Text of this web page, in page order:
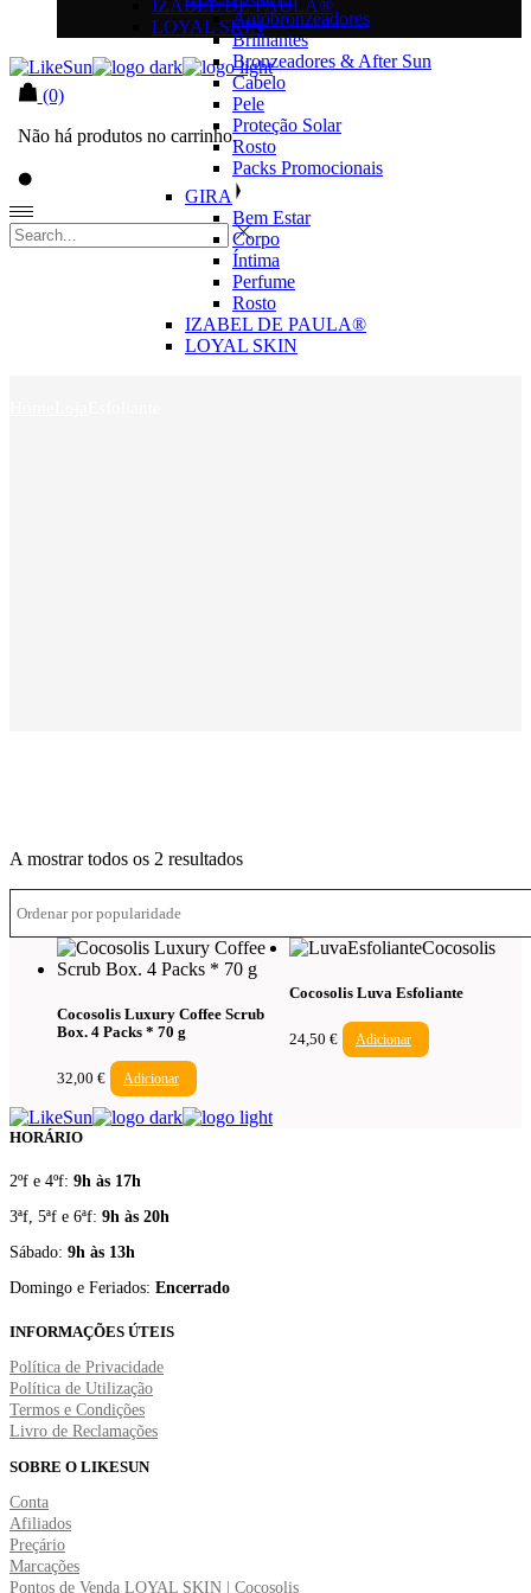
IZABEL DE PAULA®
LOYAL SKIN
(0)
Não há produtos no carrinho.
Autobronzeadores
Brilhantes
Bronzeadores & After Sun
Cabelo
Pele
Proteção Solar
Rosto
Packs Promocionais
GIRA
Bem Estar
Corpo
Íntima
Perfume
Rosto
IZABEL DE PAULA®
LOYAL SKIN
A mostrar todos os 2 resultadosOrdenado
classificação
Cocosolis Luxury Coffee Scrub
Box. 4 Packs * 70 g
32,00 € Adicionar
Cocosolis Luva Esfoliante
24,50 € Adicionar
HORÁRIO
2ºf e 4ºf: 9h às 17h
3ªf, 5ªf e 6ªf: 9h às 20h
Sábado: 9h às 13h
Domingo e Feriados: Encerrado
INFORMAÇÕES ÚTEIS
Política de Privacidade
Política de Utilização
Termos e Condições
Livro de Reclamações
SOBRE O LIKESUN
Conta
Afiliados
Preçário
Marcações
Pontos de Venda LOYAL SKIN | Cocosolis